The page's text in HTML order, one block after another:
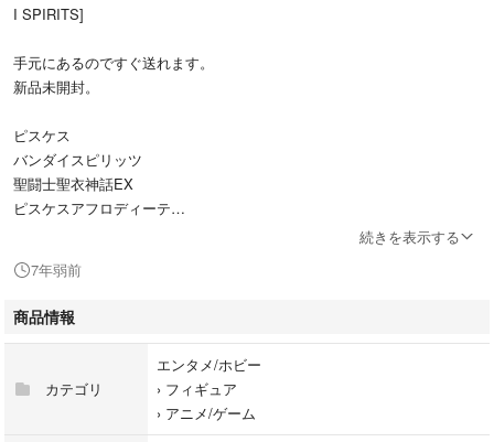
I SPIRITS]
手元にあるのですぐ送れます。
新品未開封。
ピスケス
バンダイスピリッツ
聖闘士聖衣神話EX
ピスケスアフロディーテ
続きを表示する
7年弱前
商品情報
カテゴリ
エンタメ/ホビー
› フィギュア
› アニメ/ゲーム